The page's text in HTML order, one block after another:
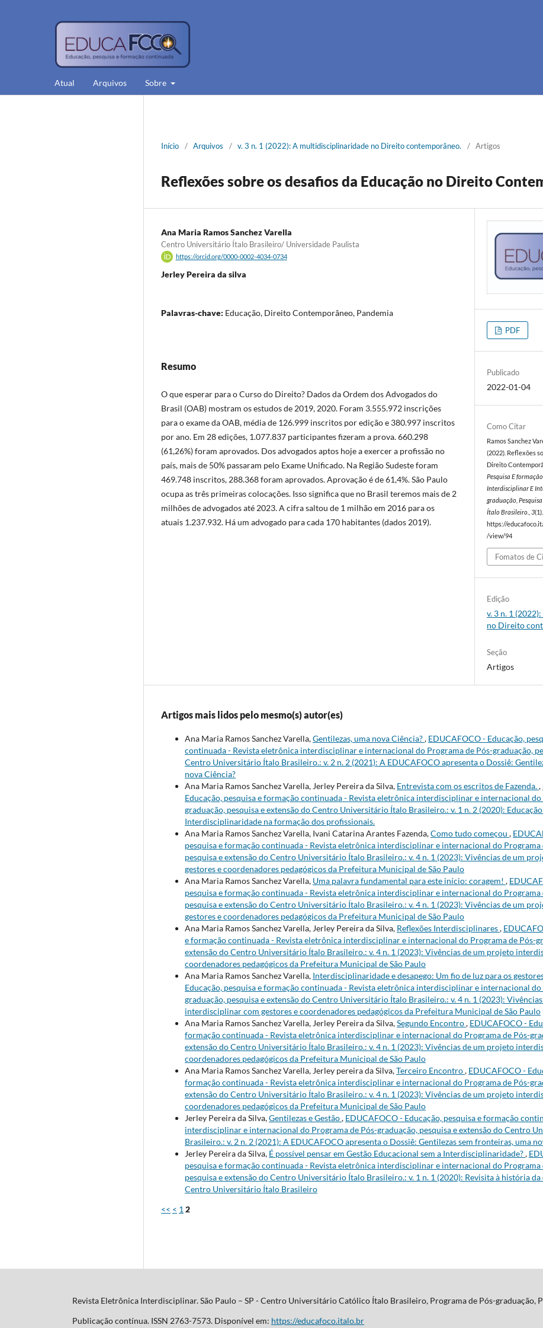
Atual Arquivos Sobre
Início / Arquivos / v. 3 n. 1 (2022): A multidisciplinaridade no Direito contemporâneo. / Artigos
Reflexões sobre os desafios da Educação no Direito
Ana Maria Ramos Sanchez Varella
Centro Universitário Ítalo Brasileiro/ Universidade Paulista
https://orcid.org/0000-0002-4034-0734
Jerley Pereira da silva
Palavras-chave: Educação, Direito Contemporâneo, Pandemia
Resumo
O que esperar para o Curso do Direito? Dados da Ordem dos Advogados do
Brasil (OAB) mostram os estudos de 2019, 2020. Foram 3.555.972 inscrições
para o exame da OAB, média de 126.999 inscritos por edição e 380.997 inscritos
por ano. Em 28 edições, 1.077.837 participantes fizeram a prova. 660.298
(61,26%) foram aprovados. Dos advogados aptos hoje a exercer a profissão no
país, mais de 50% passaram pelo Exame Unificado. Na Região Sudeste foram
469.748 inscritos, 288.368 foram aprovados. Aprovação é de 61,4%. São Paulo
ocupa as três primeiras colocações. Isso significa que no Brasil teremos mais de 2
milhões de advogados até 2023. A cifra saltou de 1 milhão em 2016 para os
atuais 1.237.932. Há um advogado para cada 170 habitantes (dados 2019).
PDF
Publicado
2022-01-04
Como Citar
Ramos Sanchez
(2022). Reflexões
Direito
Pesquisa E
Interdisciplinar E
graduação,
Ítalo Brasileiro. ,3
https://
/view/94
Fomatos de
Edição
v. 3 n. 1
no Direito
Seção
Artigos
Artigos mais lidos pelo mesmo(s) autor(es)
Ana Maria Ramos Sanchez Varella,Gentilezas, uma nova Ciência?, EDUCAFOCO - Educação,
continuada - Revista eletrônica interdisciplinar e internacional do Programa de Pós-graduação,
Centro Universitário Ítalo Brasileiro.: v. 2 n. 2 (2021): A EDUCAFOCO apresenta o Dossiê:
nova Ciência?
Ana Maria Ramos Sanchez Varella, Jerley Pereira da Silva, Entrevista com os escritos de Fazenda.,
Educação, pesquisa e formação continuada - Revista eletrônica interdisciplinar e internacional do
graduação, pesquisa e extensão do Centro Universitário Ítalo Brasileiro.: v. 1 n. 2 (2020):
Interdisciplinaridade na formação dos profissionais.
Ana Maria Ramos Sanchez Varella, Ivani Catarina Arantes Fazenda,Como tudo começou ,
pesquisa e formação continuada - Revista eletrônica interdisciplinar e internacional do Programa
pesquisa e extensão do Centro Universitário Ítalo Brasileiro.: v. 4 n. 1 (2023): Vivências de um
gestores e coordenadores pedagógicos da Prefeitura Municipal de São Paulo
Ana Maria Ramos Sanchez Varella, Uma palavra fundamental para este início: coragem! ,
pesquisa e formação continuada - Revista eletrônica interdisciplinar e internacional do Programa
pesquisa e extensão do Centro Universitário Ítalo Brasileiro.: v. 4 n. 1 (2023): Vivências de um
gestores e coordenadores pedagógicos da Prefeitura Municipal de São Paulo
Ana Maria Ramos Sanchez Varella, Jerley Pereira da Silva, Reflexões Interdisciplinares,
e formação continuada - Revista eletrônica interdisciplinar e internacional do Programa de Pós-
extensão do Centro Universitário Ítalo Brasileiro.: v. 4 n. 1 (2023): Vivências de um projeto
coordenadores pedagógicos da Prefeitura Municipal de São Paulo
Ana Maria Ramos Sanchez Varella, Interdisciplinaridade e desapego: Um fio de luz para os
Educação, pesquisa e formação continuada - Revista eletrônica interdisciplinar e internacional do
graduação, pesquisa e extensão do Centro Universitário Ítalo Brasileiro.: v. 4 n. 1 (2023):
interdisciplinar com gestores e coordenadores pedagógicos da Prefeitura Municipal de São Paulo
Ana Maria Ramos Sanchez Varella, Jerley Pereira da Silva,Segundo Encontro, EDUCAFOCO -
formação continuada - Revista eletrônica interdisciplinar e internacional do Programa de Pós-
extensão do Centro Universitário Ítalo Brasileiro.: v. 4 n. 1 (2023): Vivências de um projeto
coordenadores pedagógicos da Prefeitura Municipal de São Paulo
Ana Maria Ramos Sanchez Varella, Jerley pereira da Silva,Terceiro Encontro, EDUCAFOCO -
formação continuada - Revista eletrônica interdisciplinar e internacional do Programa de Pós-
extensão do Centro Universitário Ítalo Brasileiro.: v. 4 n. 1 (2023): Vivências de um projeto
coordenadores pedagógicos da Prefeitura Municipal de São Paulo
Jerley Pereira da Silva,Gentilezas e Gestão, EDUCAFOCO - Educação, pesquisa e formação
interdisciplinar e internacional do Programa de Pós-graduação, pesquisa e extensão do Centro
Brasileiro.: v. 2 n. 2 (2021): A EDUCAFOCO apresenta o Dossiê: Gentilezas sem fronteiras, uma
Jerley Pereira da Silva, É possível pensar em Gestão Educacional sem a Interdisciplinaridade?,
pesquisa e formação continuada - Revista eletrônica interdisciplinar e internacional do Programa
pesquisa e extensão do Centro Universitário Ítalo Brasileiro.: v. 1 n. 1 (2020): Revisita à história da
Centro Universitário Ítalo Brasileiro
<< < 1 2
Revista Eletrônica Interdisciplinar. São Paulo – SP - Centro Universitário Católico Ítalo Brasileiro, Programa de Pós-graduação,
Publicação contínua. ISSN 2763-7573. Disponível em: https://educafoco.italo.br